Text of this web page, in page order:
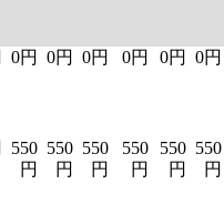
0円 0円 0円 0円 0円 0円
550
円
550
円
550
円
550
円
550
円
550
円